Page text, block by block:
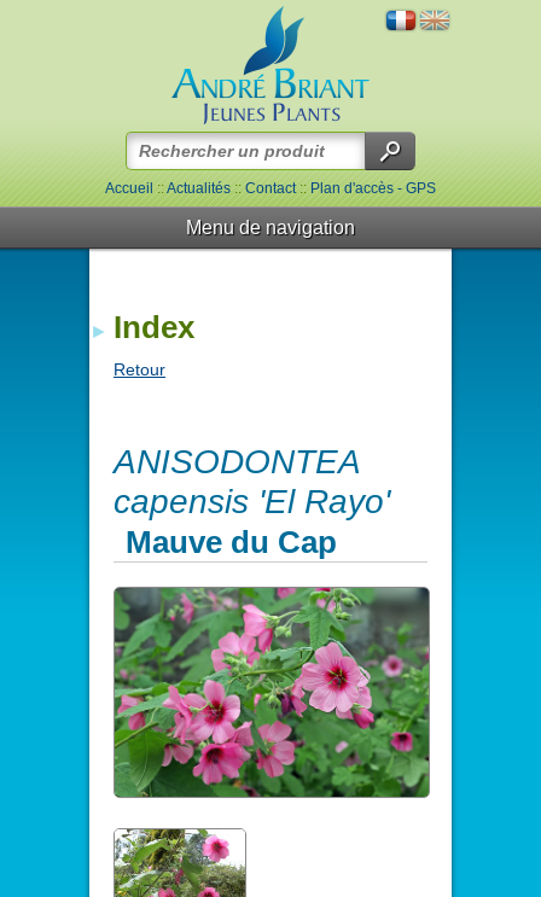
Accueil::Actualités::Contact::Plan d'accès - GPS
Menu de navigation
Index
Retour
ANISODONTEA
capensis 'El Rayo'
Mauve du Cap